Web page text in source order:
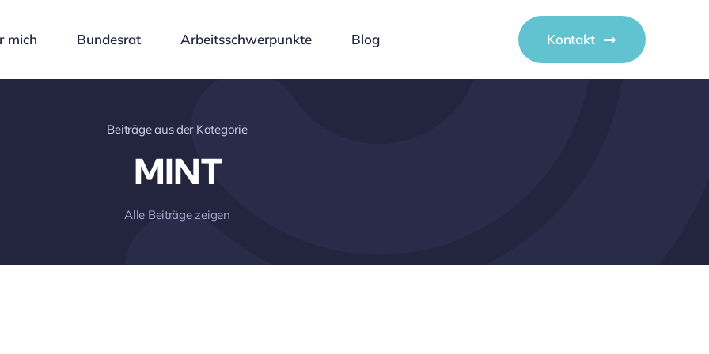
mich Bundesrat Arbeitsschwerpunkte Blog Kontakt
Beiträge aus der Kategorie
MINT
Alle Beiträge zeigen